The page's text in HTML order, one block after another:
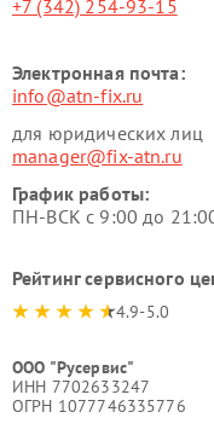
+7 (342) 254-93-15
Электронная почта:
info@atn-fix.ru
для юридических лиц
manager@fix-atn.ru
График работы:
ПН-ВСК с 9:00 до
Рейтинг сервисного
4.9-5.0
ООО "Русервис"
ИНН 7702633247
ОГРН 1077746335776